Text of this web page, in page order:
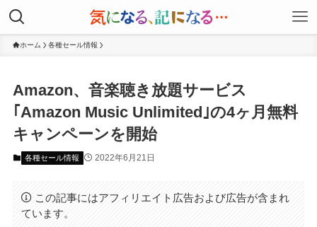
ホーム 各種セール情報
Amazon、音楽聴き放題サービス
｢Amazon Music Unlimited｣の4ヶ月無料
キャンペーンを開始
各種セール情報 2022年6月21日
この記事にはアフィリエイト広告および広告が含まれ
ています。